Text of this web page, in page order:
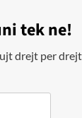
tek ne!
drejt per